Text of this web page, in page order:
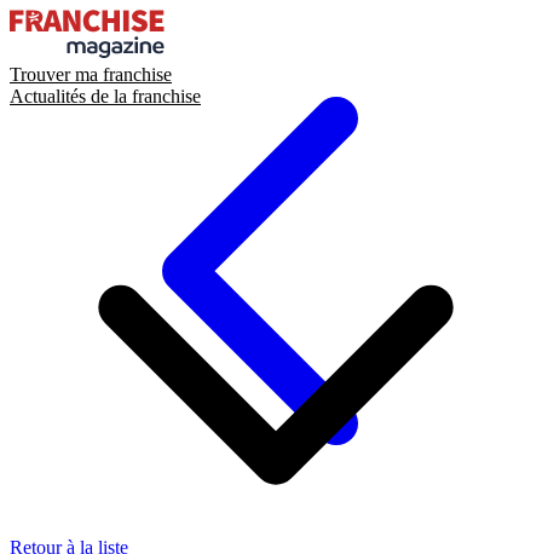
Trouver ma franchise
Actualités de la franchise
Retour à la liste